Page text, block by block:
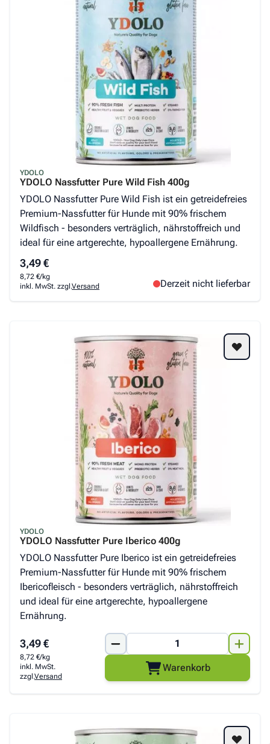
YDOLO
YDOLO Nassfutter Pure Wild Fish 400g
YDOLO Nassfutter Pure Wild Fish ist ein getreidefreies
Premium-Nassfutter für Hunde mit 90% frischem
Wildfisch - besonders verträglich, nährstoffreich und
ideal für eine artgerechte, hypoallergene Ernährung.
3,49 €
8,72 €/kg
inkl. MwSt. zzgl.Versand Derzeit nicht lieferbar
YDOLO
YDOLO Nassfutter Pure Iberico 400g
YDOLO Nassfutter Pure Iberico ist ein getreidefreies
Premium-Nassfutter für Hunde mit 90% frischem
Ibericofleisch - besonders verträglich, nährstoffreich
und ideal für eine artgerechte, hypoallergene
Ernährung.
3,49 €
8,72 €/kg
inkl. MwSt.
zzgl.Versand
Warenkorb